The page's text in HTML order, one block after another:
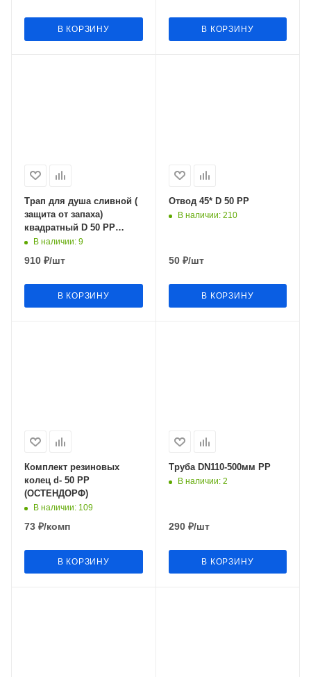
В КОРЗИНУ В КОРЗИНУ
Трап для душа сливной (
защита от запаха)
квадратный D 50 РР
100х100мм DS43-100BL
В наличии: 9
910 ₽/шт
В КОРЗИНУ
Отвод 45* D 50 РР
В наличии: 210
50₽/шт
В КОРЗИНУ
Комплект резиновых
колец d- 50 РР
(ОСТЕНДОРФ)
В наличии: 109
73 ₽/комп
В КОРЗИНУ
Труба DN110-500мм РР
В наличии: 2
290₽/шт
В КОРЗИНУ